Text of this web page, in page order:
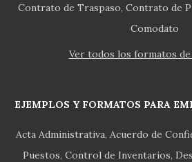
Contrato de Traspaso Contrato de
Comodato
Ver todos los formatos
EJEMPLOS Y FORMATOS PARA
Acta Administrativa Acuerdo de
Puestos Control de Inventarios